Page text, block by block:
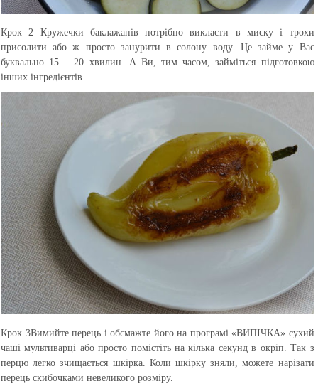
Крок 2 Кружечки баклажанів потрібно викласти в миску і трохи
присолити або ж просто занурити в солону воду. Це займе у Вас
буквально 15 – 20 хвилин. А Ви, тим часом, займіться підготовкою
інших інгредієнтів.
Крок 3Вимийте перець і обсмажте його на програмі «ВИПІЧКА» сухий
чаші мультиварці або просто помістіть на кілька секунд в окріп. Так з
перцю легко зчищається шкірка. Коли шкірку зняли, можете нарізати
перець скибочками невеликого розміру.